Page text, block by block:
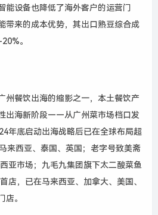
能设备也降低了海外客户的运营门
带来的成本优势，其出口熟豆综合成
。
州餐饮出海的缩影之一，本土餐饮产
出海新阶段——从广州菜市场档口发
年底启动出海战略后已在全球布局超
来西亚、泰国、英国；老字号致美斋
亚市场；九毛九集团旗下太二酸菜鱼
店，已在马来西亚、加拿大、美国、
店。